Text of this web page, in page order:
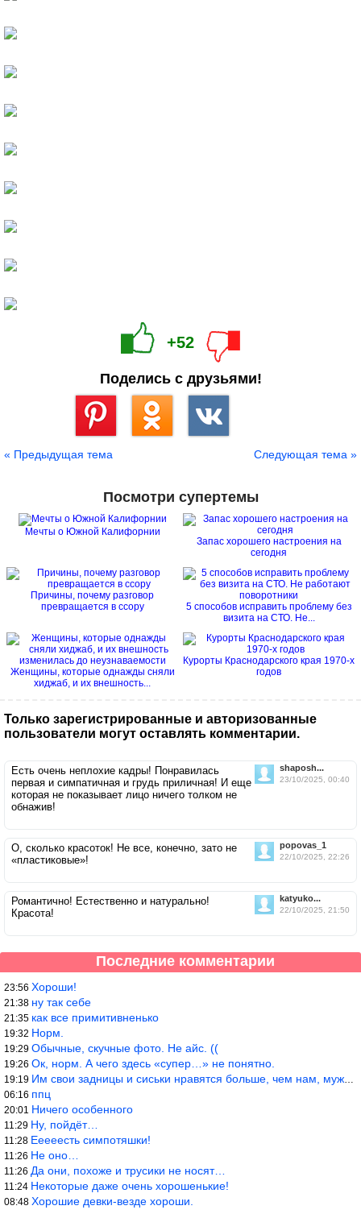
+52
Поделись с друзьями!
« Предыдущая тема Следующая тема »
Посмотри супертемы
Мечты о Южной Калифорнии
Запас хорошего настроения на
сегодня
Причины, почему разговор
превращается в ссору
5 способов исправить проблему без
визита на СТО. Не...
Женщины, которые однажды сняли
хиджаб, и их внешность...
Курорты Краснодарского края 1970-х
годов
Только зарегистрированные и авторизованные
пользователи могут оставлять комментарии.
shaposh...
23/10/2025, 00:40
Есть очень неплохие кадры! Понравилась
первая и симпатичная и грудь приличная! И еще
которая не показывает лицо ничего толком не
обнажив!
popovas_1
22/10/2025, 22:26
О, сколько красоток! Не все, конечно, зато не
«пластиковые»!
katyuko...
22/10/2025, 21:50
Романтично! Естественно и натурально!
Красота!
Последние комментарии
23:56 Хороши!
21:38 ну так себе
21:35 как все примитивненько
19:32 Норм.
19:29 Обычные, скучные фото. Не айс. ((
19:26 Ок, норм. А чего здесь «супер…» не понятно.
19:19 Им свои задницы и сиськи нравятся больше, чем нам, мужикам?
06:16 ппц
20:01 Ничего особенного
11:29 Ну, пойдёт…
11:28 Ееееесть симпотяшки!
11:26 Не оно…
11:26 Да они, похоже и трусики не носят…
11:24 Некоторые даже очень хорошенькие!
08:48 Хорошие девки-везде хороши.